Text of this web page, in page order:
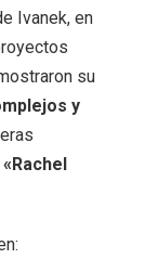
Ivanek, en
su
y
«Rachel